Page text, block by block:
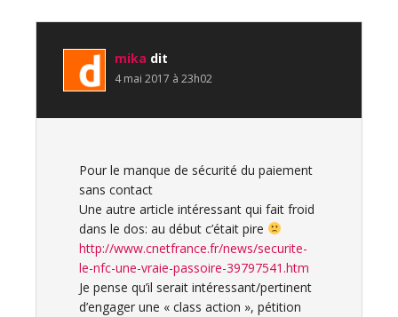
mika dit
4 mai 2017 à 23h02
Pour le manque de sécurité du paiement
sans contact
Une autre article intéressant qui fait froid
dans le dos: au début c’était pire
http://www.cnetfrance.fr/news/securite-
le-nfc-une-vraie-passoire-39797541.htm
Je pense qu’il serait intéressant/pertinent
d’engager une « class action », pétition